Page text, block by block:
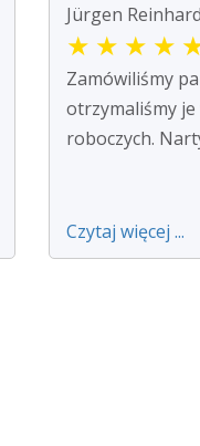
Jürgen
★ ★ ★ ★
Zamówiliśmy
otrzymaliśmy je
roboczych.
Czytaj więcej ...